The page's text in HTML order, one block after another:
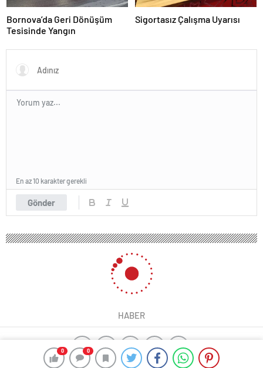
0 0
Bornova’da Geri Dönüşüm
Tesisinde Yangın
Sigortasız Çalışma Uyarısı
Gönder
En az 10 karakter gerekli
HABER